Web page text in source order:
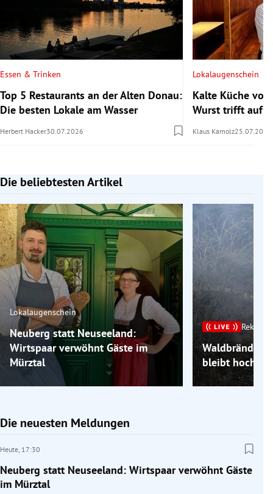
Essen & Trinken
Top 5 Restaurants an der Alten Donau:
Die besten Lokale am Wasser
Herbert Hacker30.07.2026
Lokalaugenschein
Kalte Küche
Wurst trifft auf
Klaus Kamolz25.07.2026
Die beliebtesten Artikel
Slide 1 von 7
Lokalaugenschein
Neuberg statt Neuseeland:
Wirtspaar verwöhnt Gäste im
Mürztal
Waldbrände
bleibt
Die neuesten Meldungen
Heute, 17:30
Neuberg statt Neuseeland: Wirtspaar verwöhnt Gäste
im Mürztal